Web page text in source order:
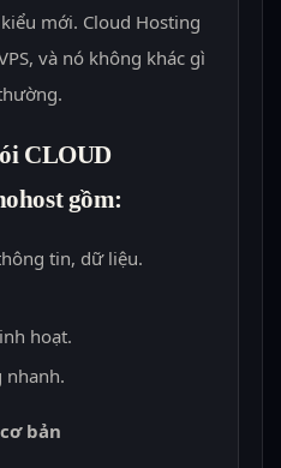
mới. Cloud Hosting
và nó không khác gì
CLOUD
gồm:
tin, dữ liệu.
hoạt.
nhanh.
bản